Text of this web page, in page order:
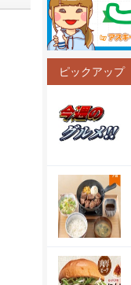
ピックアップ